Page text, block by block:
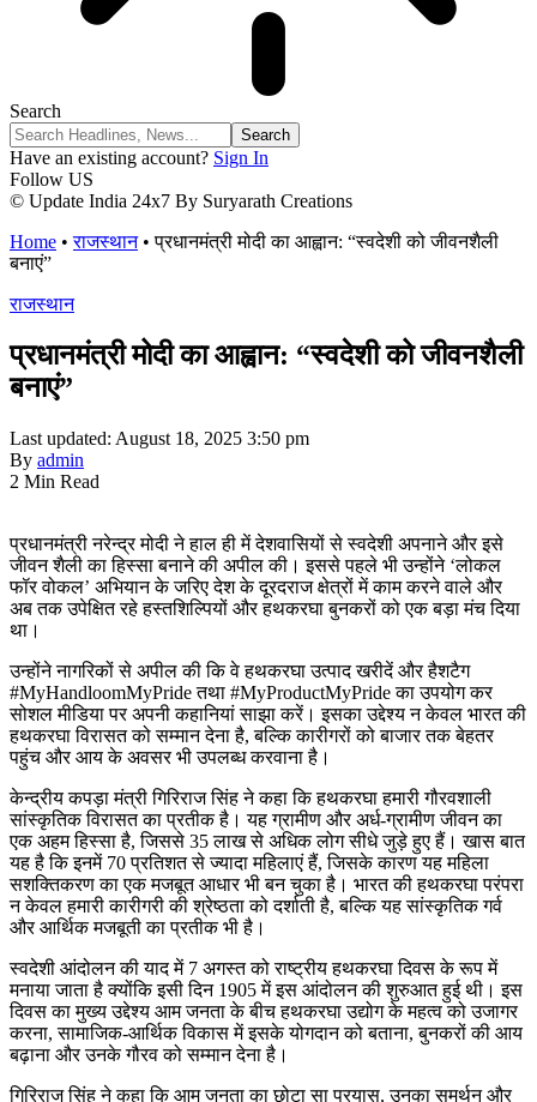
Search
Have an existing account? Sign In
Follow US
© Update India 24x7 By Suryarath Creations
Home •राजस्थान•प्रधानमंत्री मोदी का आह्वान: “स्वदेशी को जीवनशैली
बनाएं”
राजस्थान
प्रधानमंत्री मोदी का आह्वान: “स्वदेशी को जीवनशैली
बनाएं”
Last updated: August 18, 2025 3:50 pm
By admin
2 Min Read
प्रधानमंत्री नरेन्द्र मोदी ने हाल ही में देशवासियों से स्वदेशी अपनाने और इसे
जीवन शैली का हिस्सा बनाने की अपील की। इससे पहले भी उन्होंने ‘लोकल
फॉर वोकल’ अभियान के जरिए देश के दूरदराज क्षेत्रों में काम करने वाले और
अब तक उपेक्षित रहे हस्तशिल्पियों और हथकरघा बुनकरों को एक बड़ा मंच दिया
था।
उन्होंने नागरिकों से अपील की कि वे हथकरघा उत्पाद खरीदें और हैशटैग
#MyHandloomMyPride तथा #MyProductMyPride का उपयोग कर
सोशल मीडिया पर अपनी कहानियां साझा करें। इसका उद्देश्य न केवल भारत की
हथकरघा विरासत को सम्मान देना है, बल्कि कारीगरों को बाजार तक बेहतर
पहुंच और आय के अवसर भी उपलब्ध करवाना है।
केन्द्रीय कपड़ा मंत्री गिरिराज सिंह ने कहा कि हथकरघा हमारी गौरवशाली
सांस्कृतिक विरासत का प्रतीक है। यह ग्रामीण और अर्ध-ग्रामीण जीवन का
एक अहम हिस्सा है, जिससे 35 लाख से अधिक लोग सीधे जुड़े हुए हैं। खास बात
यह है कि इनमें 70 प्रतिशत से ज्यादा महिलाएं हैं, जिसके कारण यह महिला
सशक्तिकरण का एक मजबूत आधार भी बन चुका है। भारत की हथकरघा परंपरा
न केवल हमारी कारीगरी की श्रेष्ठता को दर्शाती है, बल्कि यह सांस्कृतिक गर्व
और आर्थिक मजबूती का प्रतीक भी है।
स्वदेशी आंदोलन की याद में 7 अगस्त को राष्ट्रीय हथकरघा दिवस के रूप में
मनाया जाता है क्योंकि इसी दिन 1905 में इस आंदोलन की शुरुआत हुई थी। इस
दिवस का मुख्य उद्देश्य आम जनता के बीच हथकरघा उद्योग के महत्व को उजागर
करना, सामाजिक-आर्थिक विकास में इसके योगदान को बताना, बुनकरों की आय
बढ़ाना और उनके गौरव को सम्मान देना है।
गिरिराज सिंह ने कहा कि आम जनता का छोटा सा प्रयास, उनका समर्थन और